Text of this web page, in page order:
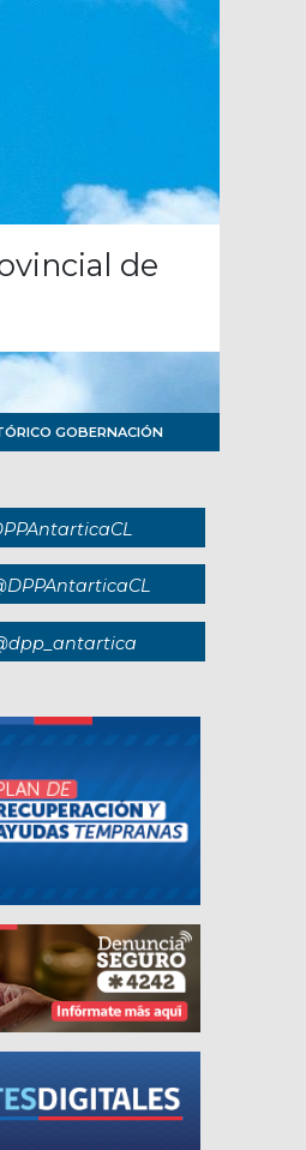
de
GOBERNACIÓN